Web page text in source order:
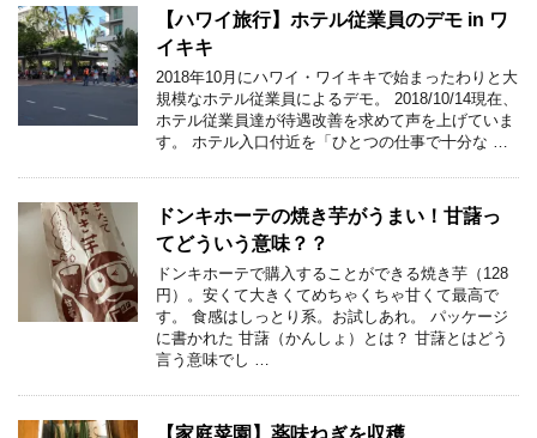
【ハワイ旅行】ホテル従業員のデモ in ワ
イキキ
2018年10月にハワイ・ワイキキで始まったわりと大
規模なホテル従業員によるデモ。 2018/10/14現在、
ホテル従業員達が待遇改善を求めて声を上げていま
す。 ホテル入口付近を「ひとつの仕事で十分な …
ドンキホーテの焼き芋がうまい！甘藷っ
てどういう意味？？
ドンキホーテで購入することができる焼き芋（128
円）。安くて大きくてめちゃくちゃ甘くて最高で
す。 食感はしっとり系。お試しあれ。 パッケージ
に書かれた 甘藷（かんしょ）とは？ 甘藷とはどう
言う意味でし …
【家庭菜園】薬味ねぎを収穫